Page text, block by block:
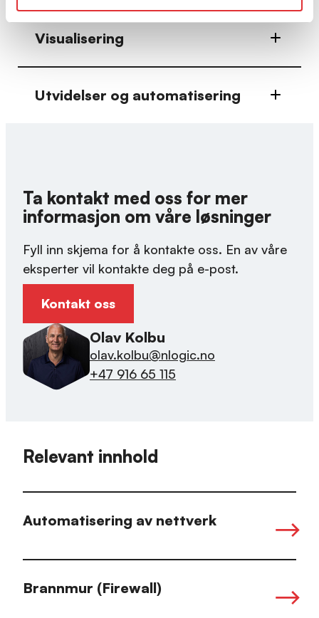
Visualisering
Utvidelser og automatisering
Ta kontakt med oss for mer
informasjon om våre løsninger
Fyll inn skjema for å kontakte oss. En av våre
eksperter vil kontakte deg på e-post.
Kontakt oss
Olav Kolbu
olav.kolbu@nlogic.no
+47 916 65 115
Relevant innhold
Automatisering av nettverk
Brannmur (Firewall)